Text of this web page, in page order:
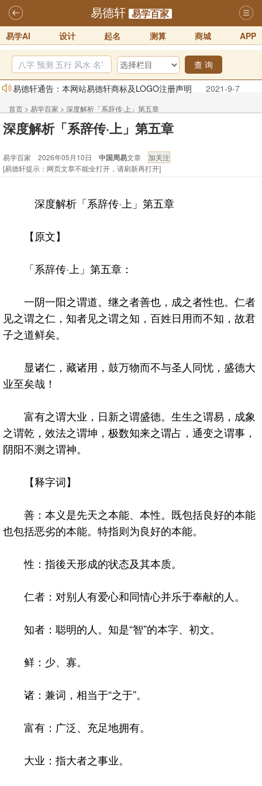
易德轩 易学百家
易学AI 设计 起名 测算 商城 APP
查 询
易德轩通告：本网站易德轩商标及LOGO注册声明
2021-9-7
易德轩易学ai，ai批八字紫微命理相学，ai智能体客服系统开通，欢迎
体验！！
2025-07-01
2025-07-01
2026年化太岁锦囊属马、鼠、牛、龙、兔、狗、鸡生肖化太岁开始预
2026丙午年铁笔居士精批年运说明
2025-10-12
易德轩首席风水大师铁笔居士简介！！
首页 > 易学百家 > 深度解析「系辞传·上」第五章
深度解析「系辞传·上」第五章
易学百家 2026年05月10日 中国周易文章
[易德轩提示：网页文章不能全打开，请刷新再打开]
深度解析「系辞传·上」第五章
【原文】
「系辞传·上」第五章：
一阴一阳之谓道。继之者善也，成之者性也。仁者
见之谓之仁，知者见之谓之知，百姓日用而不知，故君
子之道鲜矣。
显诸仁，藏诸用，鼓万物而不与圣人同忧，盛德大
业至矣哉！
富有之谓大业，日新之谓盛德。生生之谓易，成象
之谓乾，效法之谓坤，极数知来之谓占，通变之谓事，
阴阳不测之谓神。
【释字词】
善：本义是先天之本能、本性。既包括良好的本能
也包括恶劣的本能。特指则为良好的本能。
性：指後天形成的状态及其本质。
仁者：对别人有爱心和同情心并乐于奉献的人。
知者：聪明的人。知是“智”的本字、初文。
鲜：少、寡。
诸：兼词，相当于“之于”。
富有：广泛、充足地拥有。
大业：指大者之事业。